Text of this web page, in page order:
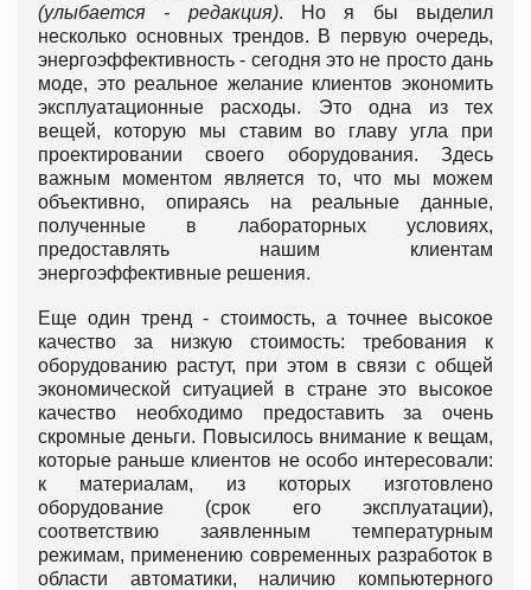
(улыбается - редакция). Но я бы выделил
несколько основных трендов. В первую очередь,
энергоэффективность - сегодня это не просто дань
моде, это реальное желание клиентов экономить
эксплуатационные расходы. Это одна из тех
вещей, которую мы ставим во главу угла при
проектировании своего оборудования. Здесь
важным моментом является то, что мы можем
объективно, опираясь на реальные данные,
полученные в лабораторных условиях,
предоставлять нашим клиентам
энергоэффективные решения.
Еще один тренд - стоимость, а точнее высокое
качество за низкую стоимость: требования к
оборудованию растут, при этом в связи с общей
экономической ситуацией в стране это высокое
качество необходимо предоставить за очень
скромные деньги. Повысилось внимание к вещам,
которые раньше клиентов не особо интересовали:
к материалам, из которых изготовлено
оборудование (срок его эксплуатации),
соответствию заявленным температурным
режимам, применению современных разработок в
области автоматики, наличию компьютерного